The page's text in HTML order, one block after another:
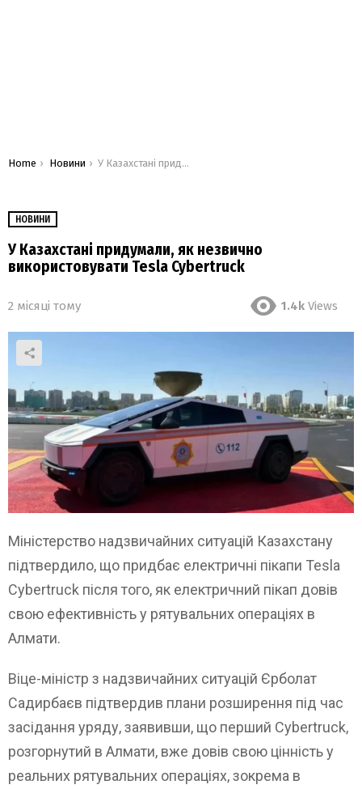
You are here:
Home Новини У Казахстані придумали, як незвично використовувати Tesla Cybertruck
НОВИНИ
У Казахстані придумали, як незвично
використовувати Tesla Cybertruck
2 місяці тому 1.4k Views
Міністерство надзвичайних ситуацій Казахстану
підтвердило, що придбає електричні пікапи Tesla
Cybertruck після того, як електричний пікап довів
свою ефективність у рятувальних операціях в
Алмати.
Віце-міністр з надзвичайних ситуацій Єрболат
Садирбаєв підтвердив плани розширення під час
засідання уряду, заявивши, що перший Cybertruck,
розгорнутий в Алмати, вже довів свою цінність у
реальних рятувальних операціях, зокрема в